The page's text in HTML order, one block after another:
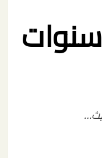
النادي الأفريقي ينهي جفاف 10 سنوات